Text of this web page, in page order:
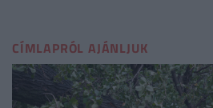
CÍMLAPRÓL AJÁNLJUK